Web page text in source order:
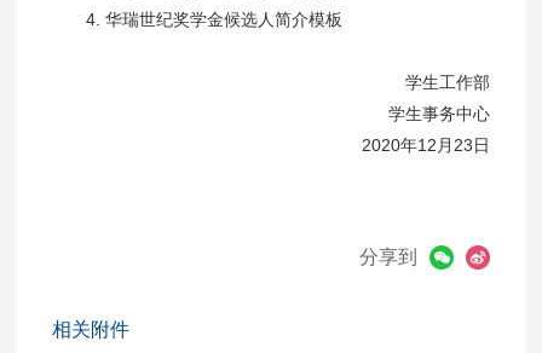
4. 华瑞世纪奖学金候选人简介模板
学生工作部
学生事务中心
2020年12月23日
分享到
相关附件